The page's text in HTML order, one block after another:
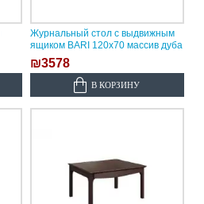
Журнальный стол с выдвижным
ящиком BARI 120х70 массив дуба
₪3578
В КОРЗИНУ